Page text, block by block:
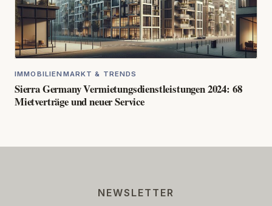
IMMOBILIENMARKT & TRENDS
Sierra Germany Vermietungsdienstleistungen 2024: 68
Mietverträge und neuer Service
NEWSLETTER